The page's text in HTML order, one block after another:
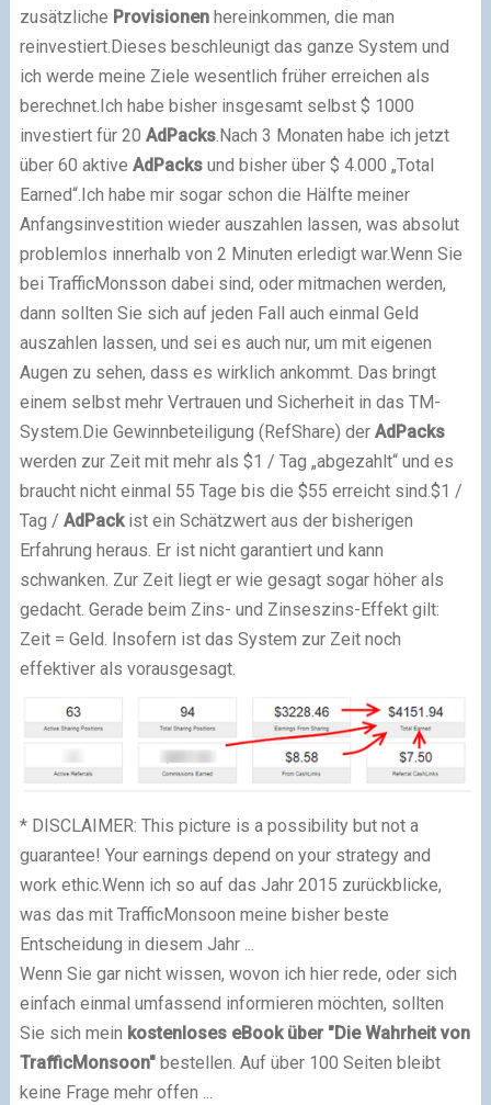
zusätzliche Provisionenhereinkommen, die man
reinvestiert.Dieses beschleunigt das ganze System und
ich werde meine Ziele wesentlich früher erreichen als
berechnet.Ich habe bisher insgesamt selbst $ 1000
investiert für 20 AdPacks.Nach 3 Monaten habe ich jetzt
über 60 aktive AdPacks und bisher über $ 4.000 „Total
Earned“.Ich habe mir sogar schon die Hälfte meiner
Anfangsinvestition wieder auszahlen lassen, was absolut
problemlos innerhalb von 2 Minuten erledigt war.Wenn Sie
bei TrafficMonsson dabei sind, oder mitmachen werden,
dann sollten Sie sich auf jeden Fall auch einmal Geld
auszahlen lassen, und sei es auch nur, um mit eigenen
Augen zu sehen, dass es wirklich ankommt. Das bringt
einem selbst mehr Vertrauen und Sicherheit in das TM-
System.Die Gewinnbeteiligung (RefShare) der AdPacks
werden zur Zeit mit mehr als $1 / Tag „abgezahlt“ und es
braucht nicht einmal 55 Tage bis die $55 erreicht sind.$1 /
Tag / AdPackist ein Schätzwert aus der bisherigen
Erfahrung heraus. Er ist nicht garantiert und kann
schwanken. Zur Zeit liegt er wie gesagt sogar höher als
gedacht. Gerade beim Zins- und Zinseszins-Effekt gilt:
Zeit = Geld. Insofern ist das System zur Zeit noch
effektiver als vorausgesagt.
* DISCLAIMER: This picture is a possibility but not a
guarantee! Your earnings depend on your strategy and
work ethic.Wenn ich so auf das Jahr 2015 zurückblicke,
was das mit TrafficMonsoon meine bisher beste
Entscheidung in diesem Jahr ...
Wenn Sie gar nicht wissen, wovon ich hier rede, oder sich
einfach einmal umfassend informieren möchten, sollten
Sie sich mein kostenloses eBook über "Die Wahrheit von
TrafficMonsoon" bestellen. Auf über 100 Seiten bleibt
keine Frage mehr offen ...